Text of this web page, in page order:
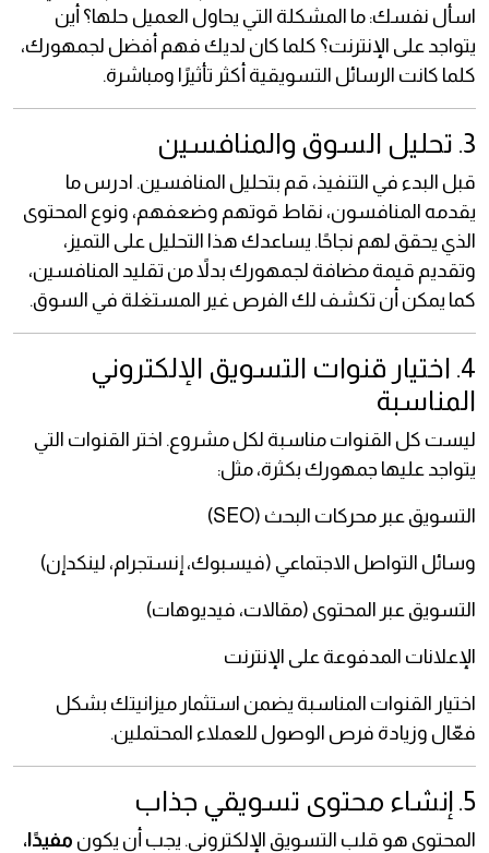
اسأل نفسك: ما المشكلة التي يحاول العميل حلها؟ أين
يتواجد على الإنترنت؟ كلما كان لديك فهم أفضل لجمهورك،
كلما كانت الرسائل التسويقية أكثر تأثيرًا ومباشرة.
3. تحليل السوق والمنافسين
قبل البدء في التنفيذ، قم بتحليل المنافسين. ادرس ما
يقدمه المنافسون، نقاط قوتهم وضعفهم، ونوع المحتوى
الذي يحقق لهم نجاحًا. يساعدك هذا التحليل على التميز،
وتقديم قيمة مضافة لجمهورك بدلاً من تقليد المنافسين،
كما يمكن أن تكشف لك الفرص غير المستغلة في السوق.
4. اختيار قنوات التسويق الإلكتروني
المناسبة
ليست كل القنوات مناسبة لكل مشروع. اختر القنوات التي
يتواجد عليها جمهورك بكثرة، مثل:
التسويق عبر محركات البحث (SEO)
وسائل التواصل الاجتماعي (فيسبوك، إنستجرام، لينكدإن)
التسويق عبر المحتوى (مقالات، فيديوهات)
الإعلانات المدفوعة على الإنترنت
اختيار القنوات المناسبة يضمن استثمار ميزانيتك بشكل
فعّال وزيادة فرص الوصول للعملاء المحتملين.
5. إنشاء محتوى تسويقي جذاب
المحتوى هو قلب التسويق الإلكتروني. يجب أن يكون مفيدًا،